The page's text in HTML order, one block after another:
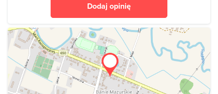
Dodaj opinię